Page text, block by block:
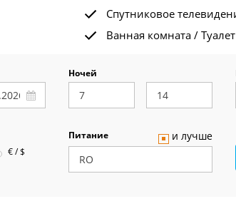
Спутниковое
Ванная комната / Туалет
Ночей
€ / $
Питание и лучше